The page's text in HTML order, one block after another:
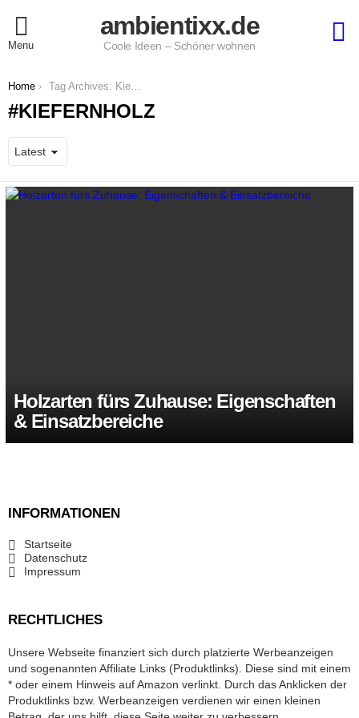
Menu
ambientixx.de
Coole Ideen – Schöner wohnen
You are here:
Home Tag Archives: Kiefernholz
KIEFERNHOLZ
Holzarten fürs Zuhause: Eigenschaften
& Einsatzbereiche
INFORMATIONEN
Startseite
Datenschutz
Impressum
RECHTLICHES
Unsere Webseite finanziert sich durch platzierte Werbeanzeigen
und sogenannten Affiliate Links (Produktlinks). Diese sind mit einem
* oder einem Hinweis auf Amazon verlinkt. Durch das Anklicken der
Produktlinks bzw. Werbeanzeigen verdienen wir einen kleinen